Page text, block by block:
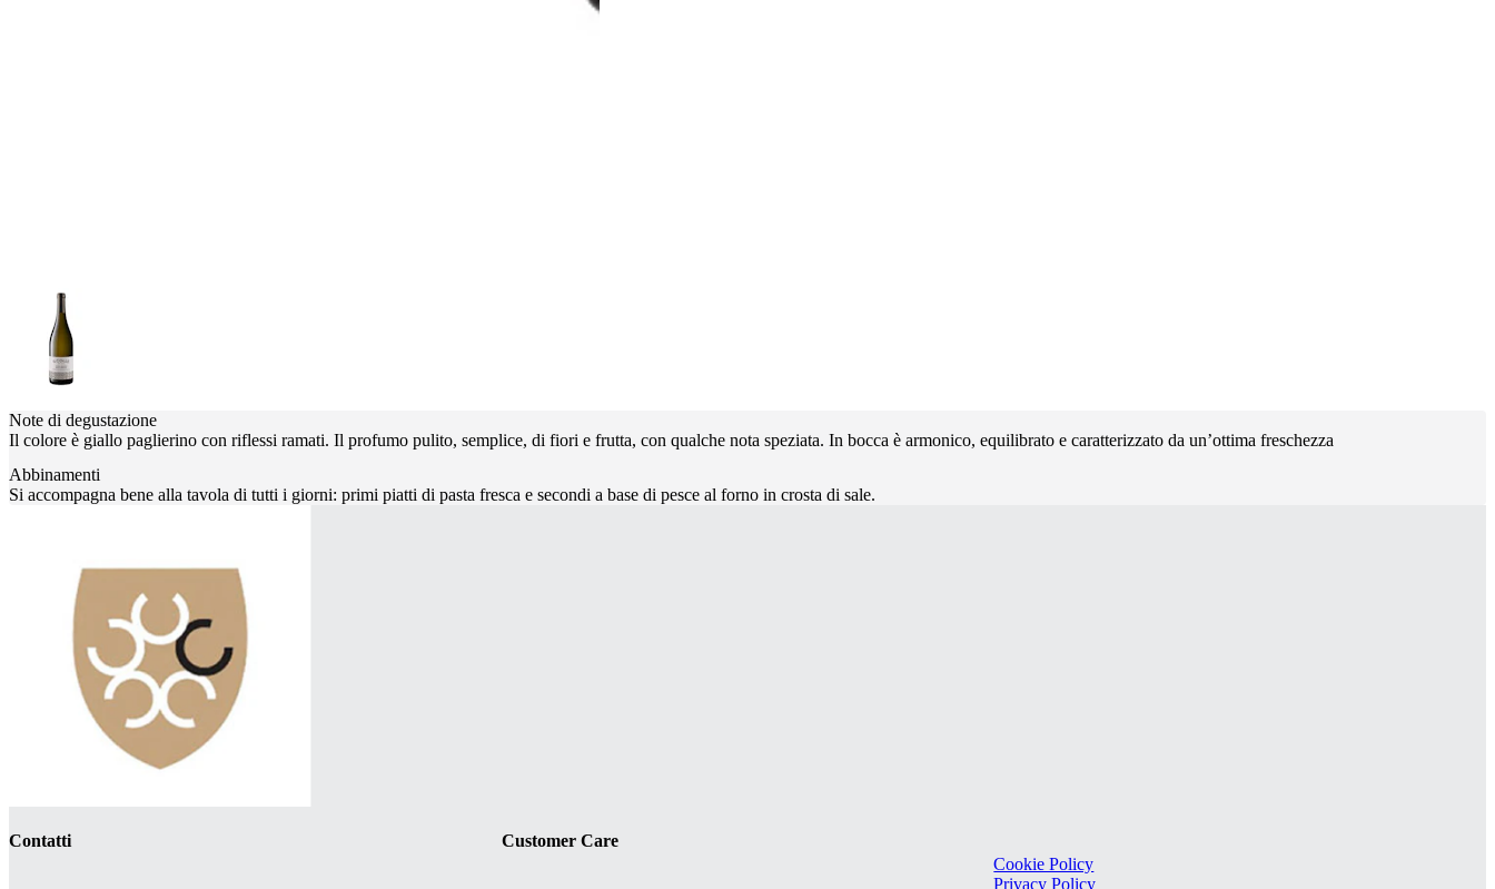
Note di degustazione
Il colore è giallo paglierino con riflessi ramati. Il profumo pulito, semplice, di fiori e frutta, con qualche nota speziata. In bocca è armonico, equilibrato e caratterizzato da un’ottima freschezza
Abbinamenti
Si accompagna bene alla tavola di tutti i giorni: primi piatti di pasta fresca e secondi a base di pesce al forno in crosta di sale.
Contatti
Customer Care
Cookie Policy
Privacy Policy